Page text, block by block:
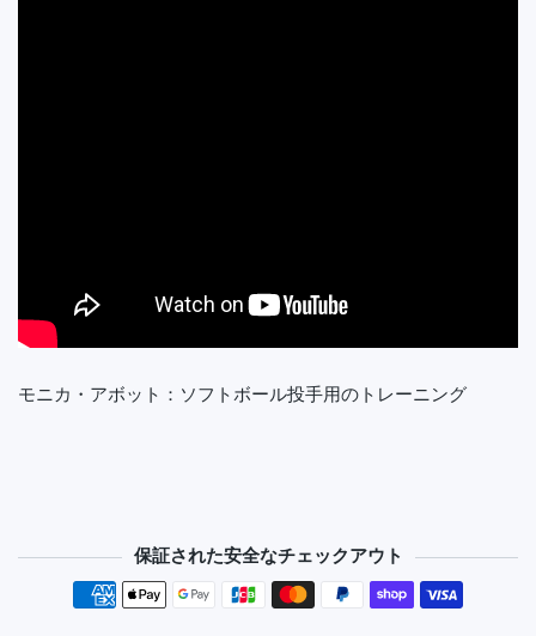
モニカ・アボット：ソフトボール投手用のトレーニング
保証された安全なチェックアウト
決済方法